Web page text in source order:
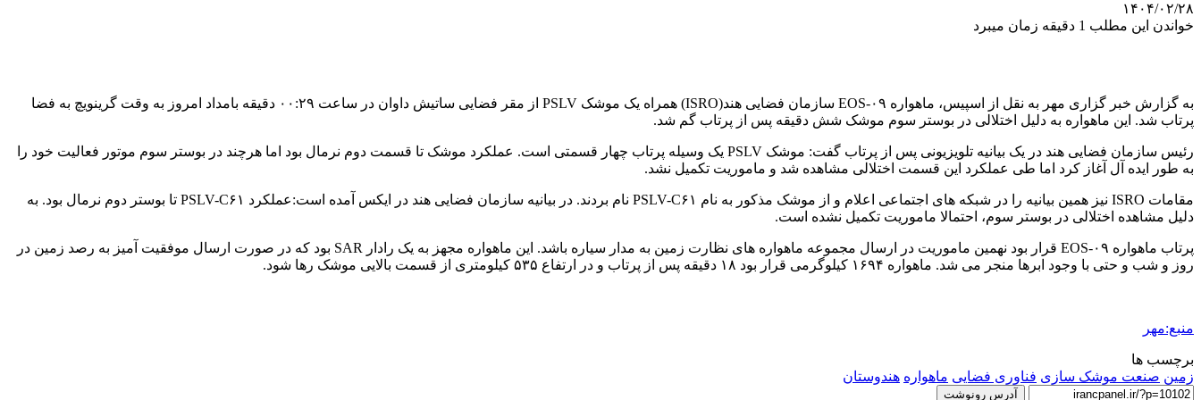
۱۴۰۴/۰۲/۲۸
خواندن این مطلب 1 دقیقه زمان میبرد
به گزارش خبر گزاری مهر به نقل از اسپیس، ماهواره EOS-۰۹ سازمان فضایی هند(ISRO) همراه یک موشک PSLV از مقر فضایی ساتیش داوان در ساعت ۰۰:۲۹ دقیقه بامداد امروز به وقت گرینویچ به فضا
پرتاب شد. این ماهواره به دلیل اختلالی در بوستر سوم موشک شش دقیقه پس از پرتاب گم شد.
رئیس سازمان فضایی هند در یک بیانیه تلویزیونی پس از پرتاب گفت: موشک PSLV یک وسیله پرتاب چهار قسمتی است. عملکرد موشک تا قسمت دوم نرمال بود اما هرچند در بوستر سوم موتور فعالیت خود را
به طور ایده آل آغاز کرد اما طی عملکرد این قسمت اختلالی مشاهده شد و ماموریت تکمیل نشد.
مقامات ISRO نیز همین بیانیه را در شبکه های اجتماعی اعلام و از موشک مذکور به نام PSLV-C۶۱ نام بردند. در بیانیه سازمان فضایی هند در ایکس آمده است:عملکرد PSLV-C۶۱ تا بوستر دوم نرمال بود. به
دلیل مشاهده اختلالی در بوستر سوم، احتمالا ماموریت تکمیل نشده است.
پرتاب ماهواره EOS-۰۹ قرار بود نهمین ماموریت در ارسال مجموعه ماهواره های نظارت زمین به مدار سیاره باشد. این ماهواره مجهز به یک رادار SAR بود که در صورت ارسال موفقیت آمیز به رصد زمین در
روز و شب و حتی با وجود ابرها منجر می شد. ماهواره ۱۶۹۴ کیلوگرمی قرار بود ۱۸ دقیقه پس از پرتاب و در ارتفاع ۵۳۵ کیلومتری از قسمت بالایی موشک رها شود.
منبع:مهر
برچسب ها
زمین صنعت موشک سازی فناوری فضایی ماهواره هندوستان
آدرس رونوشت